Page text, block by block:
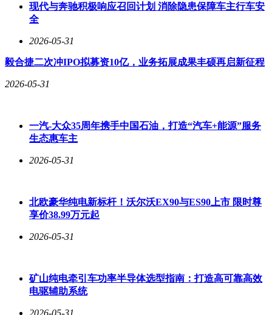
现代与奔驰积极响应召回计划 消除隐患保障车主行车安
全
2026-05-31
毅合捷二次冲IPO拟募资10亿，业务拓展成果丰硕再启新征程
2026-05-31
一汽-大众35周年携手中国石油，打造“汽车+能源”服务
生态惠车主
2026-05-31
北欧豪华纯电新标杆！沃尔沃EX90与ES90上市 限时尊
享价38.99万元起
2026-05-31
矿山纯电牵引车功率半导体选型指南：打造高可靠高效
电驱辅助系统
2026-05-31